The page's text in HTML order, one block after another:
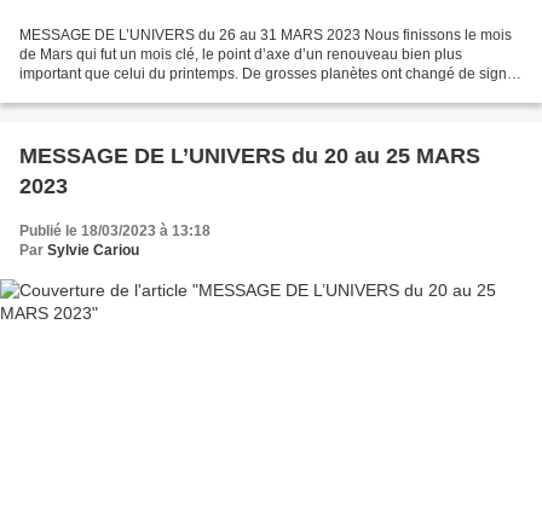
MESSAGE DE L’UNIVERS du 26 au 31 MARS 2023 Nous finissons le mois
de Mars qui fut un mois clé, le point d’axe d’un renouveau bien plus
important que celui du printemps. De grosses planètes ont changé de signes
MESSAGE DE L’UNIVERS du 20 au 25 MARS
2023
Publié le 18/03/2023 à 13:18
Par Sylvie Cariou